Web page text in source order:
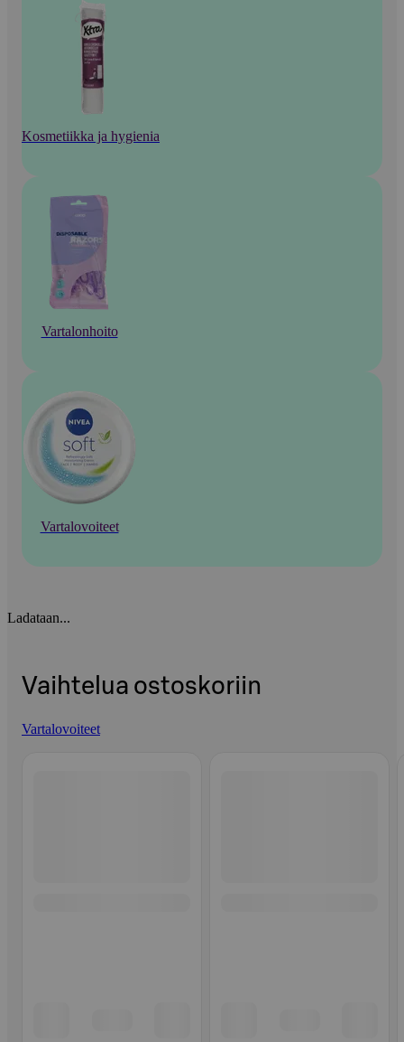
Kosmetiikka ja hygienia
Vartalonhoito
Vartalovoiteet
Ladataan...
Vaihtelua ostoskoriin
Vartalovoiteet